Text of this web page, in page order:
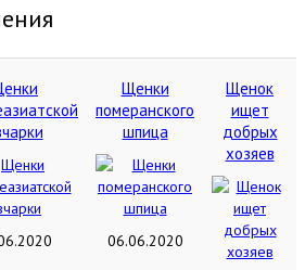
Щенки
померанского
шпица
06.06.2020
Щенок
ищет
добрых
хозяев